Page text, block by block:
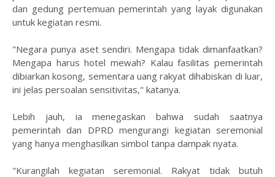
dan gedung pertemuan pemerintah yang layak digunakan
untuk kegiatan resmi.
"Negara punya aset sendiri. Mengapa tidak dimanfaatkan?
Mengapa harus hotel mewah? Kalau fasilitas pemerintah
dibiarkan kosong, sementara uang rakyat dihabiskan di luar,
ini jelas persoalan sensitivitas," katanya.
Lebih jauh, ia menegaskan bahwa sudah saatnya
pemerintah dan DPRD mengurangi kegiatan seremonial
yang hanya menghasilkan simbol tanpa dampak nyata.
"Kurangilah kegiatan seremonial. Rakyat tidak butuh